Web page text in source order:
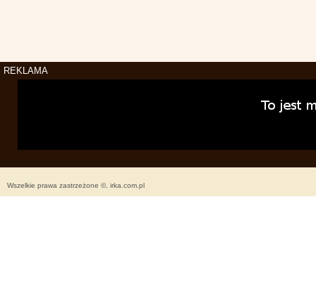
REKLAMA
Wszelkie prawa zastrzeżone ©, irka.com.pl